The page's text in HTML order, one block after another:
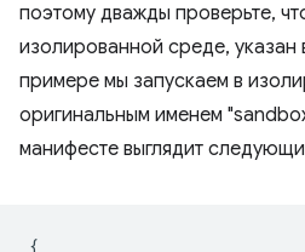
поэтому дважды проверьте,
изолированной среде, указан
примере мы запускаем в
оригинальным именем
манифесте выглядит
{